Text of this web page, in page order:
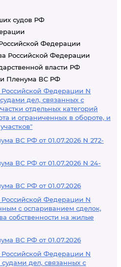
судов РФ
Федерации
Российской Федерации
власти РФ
Пленума ВС РФ
Федерации N
дел, связанных с
отдельных категорий
и ограниченных в обороте, и
ВС РФ от 01.07.2026 N 272-
ВС РФ от 01.07.2026 N 24-
ВС РФ от 01.07.2026
Федерации N
с оспариванием сделок,
собственности на жилые
ВС РФ от 01.07.2026
Федерации N
дел, связанных с